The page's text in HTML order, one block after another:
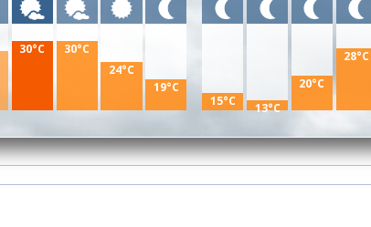
30°C 30°C
24°C
19°C
15°C 13°C
20°C
28°C